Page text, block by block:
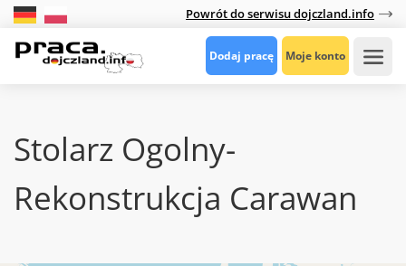
Powrót do serwisu dojczland.info
Dodaj pracę Moje konto
Stolarz Ogolny-
Rekonstrukcja Carawan